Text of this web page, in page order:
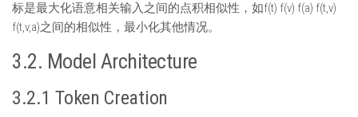
标是最大化语意相关输入之间的点积相似性，如f(t) f(v) f(a) f(t,v)
f(t,v,a)之间的相似性，最小化其他情况。
3.2. Model Architecture
3.2.1 Token Creation